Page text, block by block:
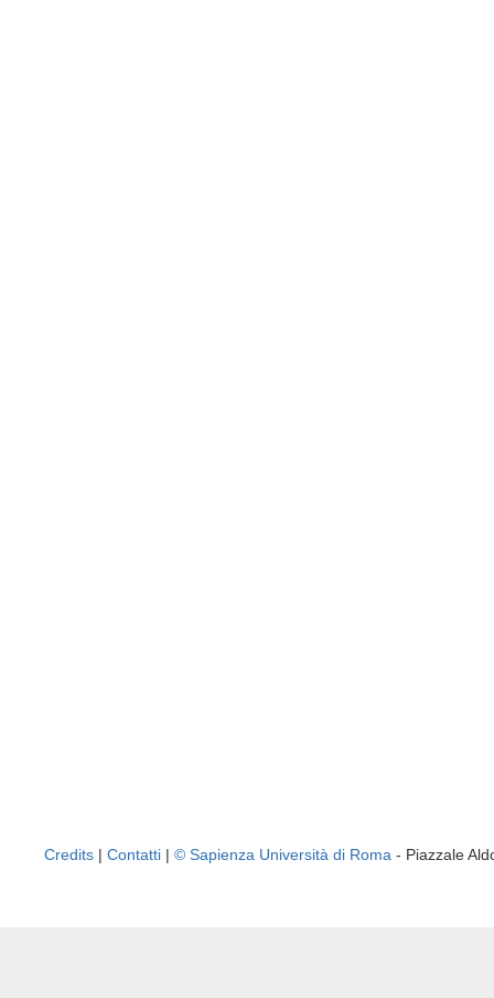
Credits | Contatti | © Sapienza Università di Roma - Piazzale